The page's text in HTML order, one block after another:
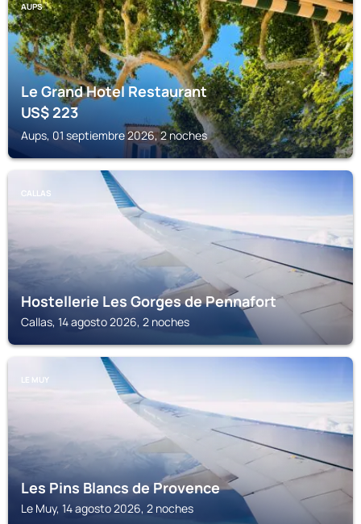
AUPS
Le Grand Hotel Restaurant
US$ 223
Aups, 01 septiembre 2026, 2 noches
CALLAS
Hostellerie Les Gorges de Pennafort
Callas, 14 agosto 2026, 2 noches
LE MUY
Les Pins Blancs de Provence
Le Muy, 14 agosto 2026, 2 noches